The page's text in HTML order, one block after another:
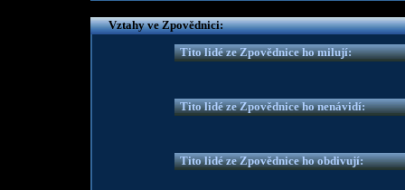
Vztahy ve Zpovědnici:
Tito lidé ze Zpovědnice ho milují:
Tito lidé ze Zpovědnice ho nenávidí:
Tito lidé ze Zpovědnice ho obdivují: